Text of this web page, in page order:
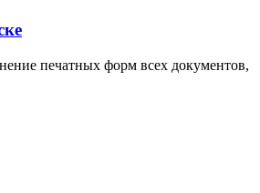
печатных форм всех документов,